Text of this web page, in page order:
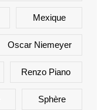
Mexique
Oscar Niemeyer
Renzo Piano
Sphère